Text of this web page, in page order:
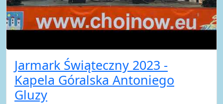
Jarmark Świąteczny 2023 -
Kapela Góralska Antoniego
Gluzy